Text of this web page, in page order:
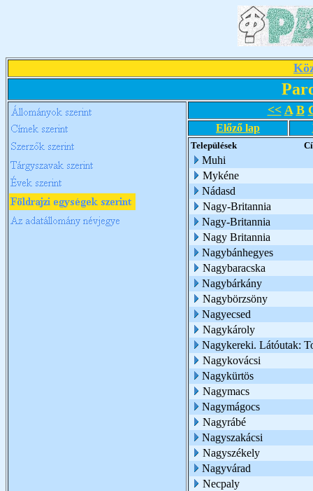
<< A B
Előző lap
Települések
Muhi
Mykéne
Nádasd
Nagy-Britannia
Nagy-Britannia
Nagy Britannia
Nagybánhegyes
Nagybaracska
Nagybárkány
Nagybörzsöny
Nagyecsed
Nagykároly
Nagykereki. Látóutak:
Nagykovácsi
Nagykürtös
Nagymacs
Nagymágocs
Nagyrábé
Nagyszakácsi
Nagyszékely
Nagyvárad
Necpaly